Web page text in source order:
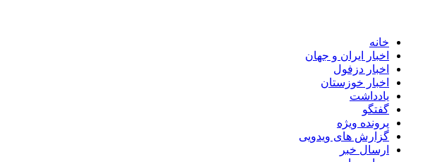
خانه
اخبار ایران و جهان
اخبار دزفول
اخبار خوزستان
یادداشت
گفتگو
پرونده ویژه
گزارش های ویدویی
ارسال خبر